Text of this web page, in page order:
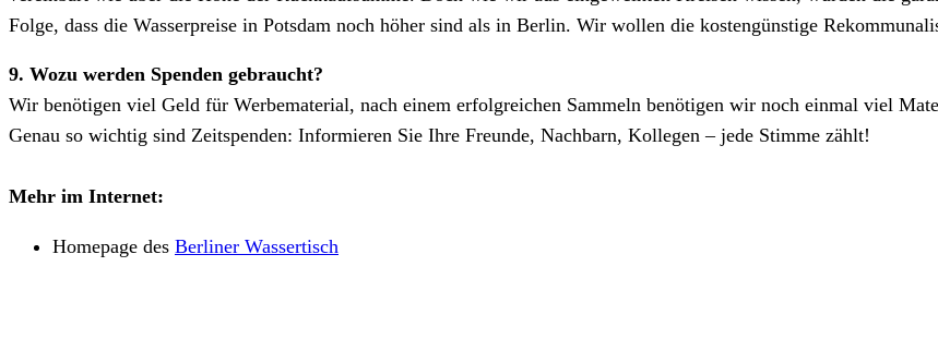
Folge, dass die Wasserpreise in Potsdam noch höher sind als in Berlin. Wir wollen die kostengünstige
9. Wozu werden Spenden gebraucht?
Wir benötigen viel Geld für Werbematerial, nach einem erfolgreichen Sammeln benötigen wir noch einmal viel
Genau so wichtig sind Zeitspenden: Informieren Sie Ihre Freunde, Nachbarn, Kollegen – jede Stimme zählt!
Mehr im Internet:
Homepage des Berliner Wassertisch